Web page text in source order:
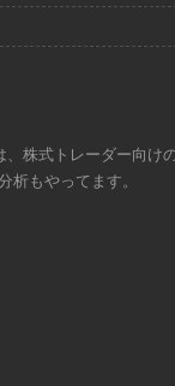
、株式トレーダー向け
析もやってます。